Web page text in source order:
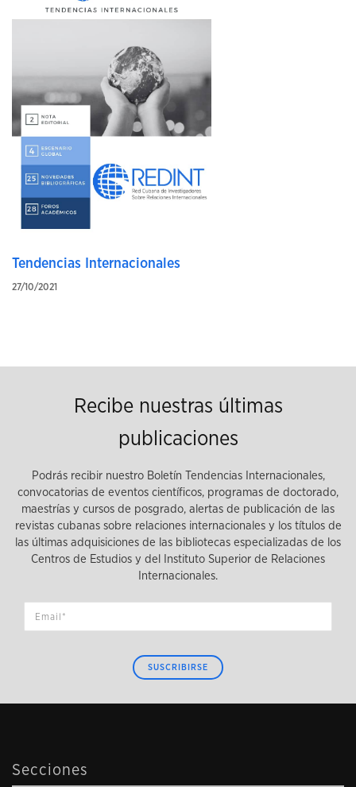
Tendencias Internacionales
27/10/2021
Recibe nuestras últimas
publicaciones
Podrás recibir nuestro Boletín Tendencias Internacionales,
convocatorias de eventos científicos, programas de doctorado,
maestrías y cursos de posgrado, alertas de publicación de las
revistas cubanas sobre relaciones internacionales y los títulos de
las últimas adquisiciones de las bibliotecas especializadas de los
Centros de Estudios y del Instituto Superior de Relaciones
Internacionales.
SUSCRIBIRSE
Secciones